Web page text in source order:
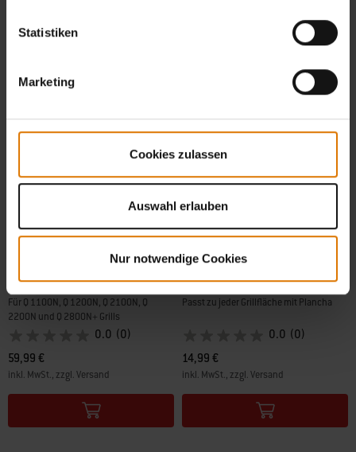
Statistiken
Marketing
Cookies zulassen
Auswahl erlauben
Nur notwendige Cookies
Grill 'n Go Licht
Für Q 1100N, Q 1200N, Q 2100N, Q
2200N und Q 2800N+ Grills
0.0 (0)
59,99 €
inkl. MwSt., zzgl. Versand
Color Options
Hackmesser für Plancha
Passt zu jeder Grillfläche mit Plancha
0.0 (0)
14,99 €
inkl. MwSt., zzgl. Versand
Color Options